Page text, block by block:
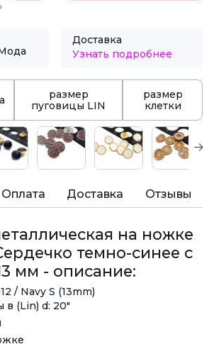
Доставка
Узнать подробнее
размер
пуговицы LIN
размер
клетки
Оплата Доставка Отзывы
на ножке
темно-синее с
мм - описание:
/ Navy S (13mm)
в (Lin) d: 20"